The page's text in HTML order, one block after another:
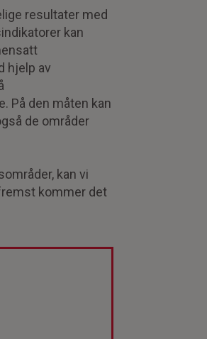
resultater med
kan
hjelp av
På den måten kan
de områder
kan vi
kommer det